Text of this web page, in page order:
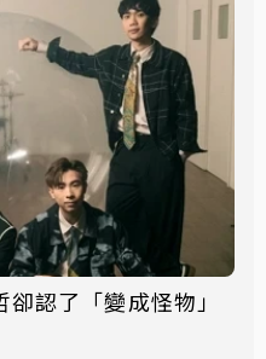
認了「變成怪物」